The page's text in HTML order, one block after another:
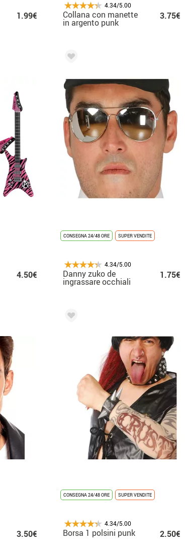
1.99€
4.34/5.00
Collana con manette
in argento punk
3.75€
4.50€
CONSEGNA 24/48 ORE SUPER VENDITE
4.34/5.00
Danny zuko de
ingrassare occhiali
con effetto specchio
1.75€
3.50€
CONSEGNA 24/48 ORE SUPER VENDITE
4.34/5.00
Borsa 1 polsini punk 2.50€